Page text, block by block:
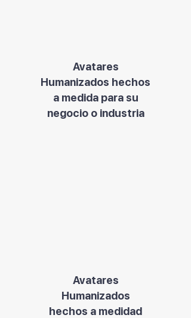
Avatares
Humanizados hechos
a medida para su
negocio o industria
Avatares
Humanizados
hechos a medidad